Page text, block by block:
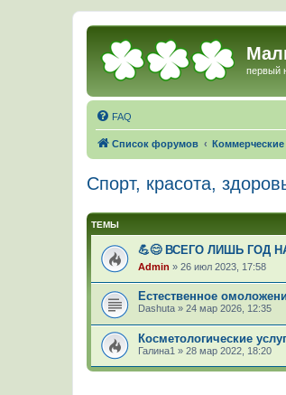
первый
FAQ
Список форумов
Спорт, красота,
ТЕМЫ
💪😊 ВСЕГО ЛИШЬ ГОД
Admin » 26 июл 2023, 17:58
Естественное
Dashuta » 24 мар 2026, 12:35
Косметологические
Галина1 » 28 мар 2022, 18:20